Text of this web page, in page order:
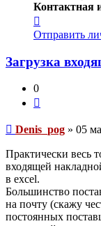
Контактная
информация
Отправить
Загрузка
0
Сообщение
Denis_pog » 05
Практически весь
входящей
в excel.
Большинство
на почту (скажу
постоянных